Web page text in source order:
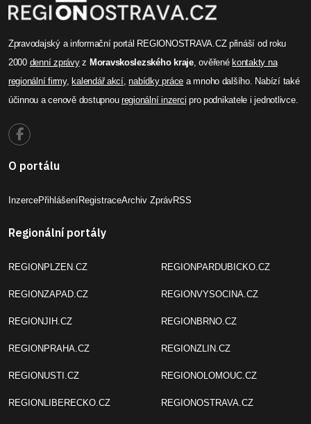
Zpravodajský a informační portál REGIONOSTRAVA.CZ přináší od roku
2000 denní zprávyz Moravskoslezského kraje, ověřené kontakty na
regionální firmy, kalendář akcí,nabídky práce a mnoho dalšího. Nabízí také
účinnou a cenově dostupnou regionální inzerci pro podnikatele i jednotlivce.
O portálu
InzercePřihlášeníRegistraceArchiv ZprávRSS
Regionální portály
REGIONPLZEN.CZ
REGIONZAPAD.CZ
REGIONJIH.CZ
REGIONPRAHA.CZ
REGIONUSTI.CZ
REGIONLIBERECKO.CZ
REGIONPARDUBICKO.CZ
REGIONVYSOCINA.CZ
REGIONBRNO.CZ
REGIONZLIN.CZ
REGIONOLOMOUC.CZ
REGIONOSTRAVA.CZ